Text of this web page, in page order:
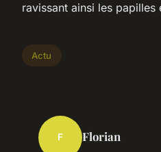
ravissant ainsi les
Actu
F Florian